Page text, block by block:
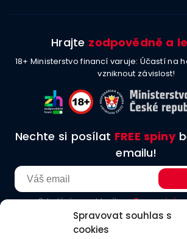
Spravovat souhlas s
cookies
Hrajte zodpovědně a
18+ Ministerstvo financí varuje: Účastí na
vzniknout závislost!
Nechte si posílat FREE spiny
emailu!
Odesláním souhlasíte seZpracování